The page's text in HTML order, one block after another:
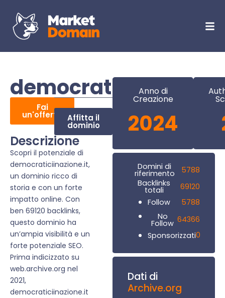
Fai
un'offerta Affitta il
dominio
Descrizione
Scopri il potenziale di
democraticiinazione.it,
un dominio ricco di
storia e con un forte
impatto online. Con
ben 69120 backlinks,
questo dominio ha
un’ampia visibilità e un
forte potenziale SEO.
Prima indicizzato su
web.archive.org nel
2021,
democraticiinazione.it
Anno di
Creazione
2024
Domini di
riferimento
5788
Backlinks
totali
69120
Follow
5788
No
Follow 64366
Sponsorizzati0
Dati di
Archive.org